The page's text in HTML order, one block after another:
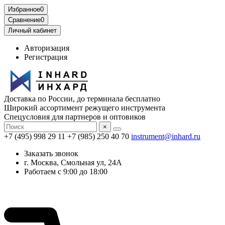
Избранное0
Сравнение0
Личный кабинет
Авторизация
Регистрация
Доставка по России, до терминала бесплатно
Широкий ассортимент режущего инструмента
Спецусловия для партнеров и оптовиков
×
+7 (495) 998 29 11 +7 (985) 250 40 70 instrument@inhard.ru
Заказать звонок
г. Москва, Смольная ул, 24А
Работаем с 9:00 до 18:00